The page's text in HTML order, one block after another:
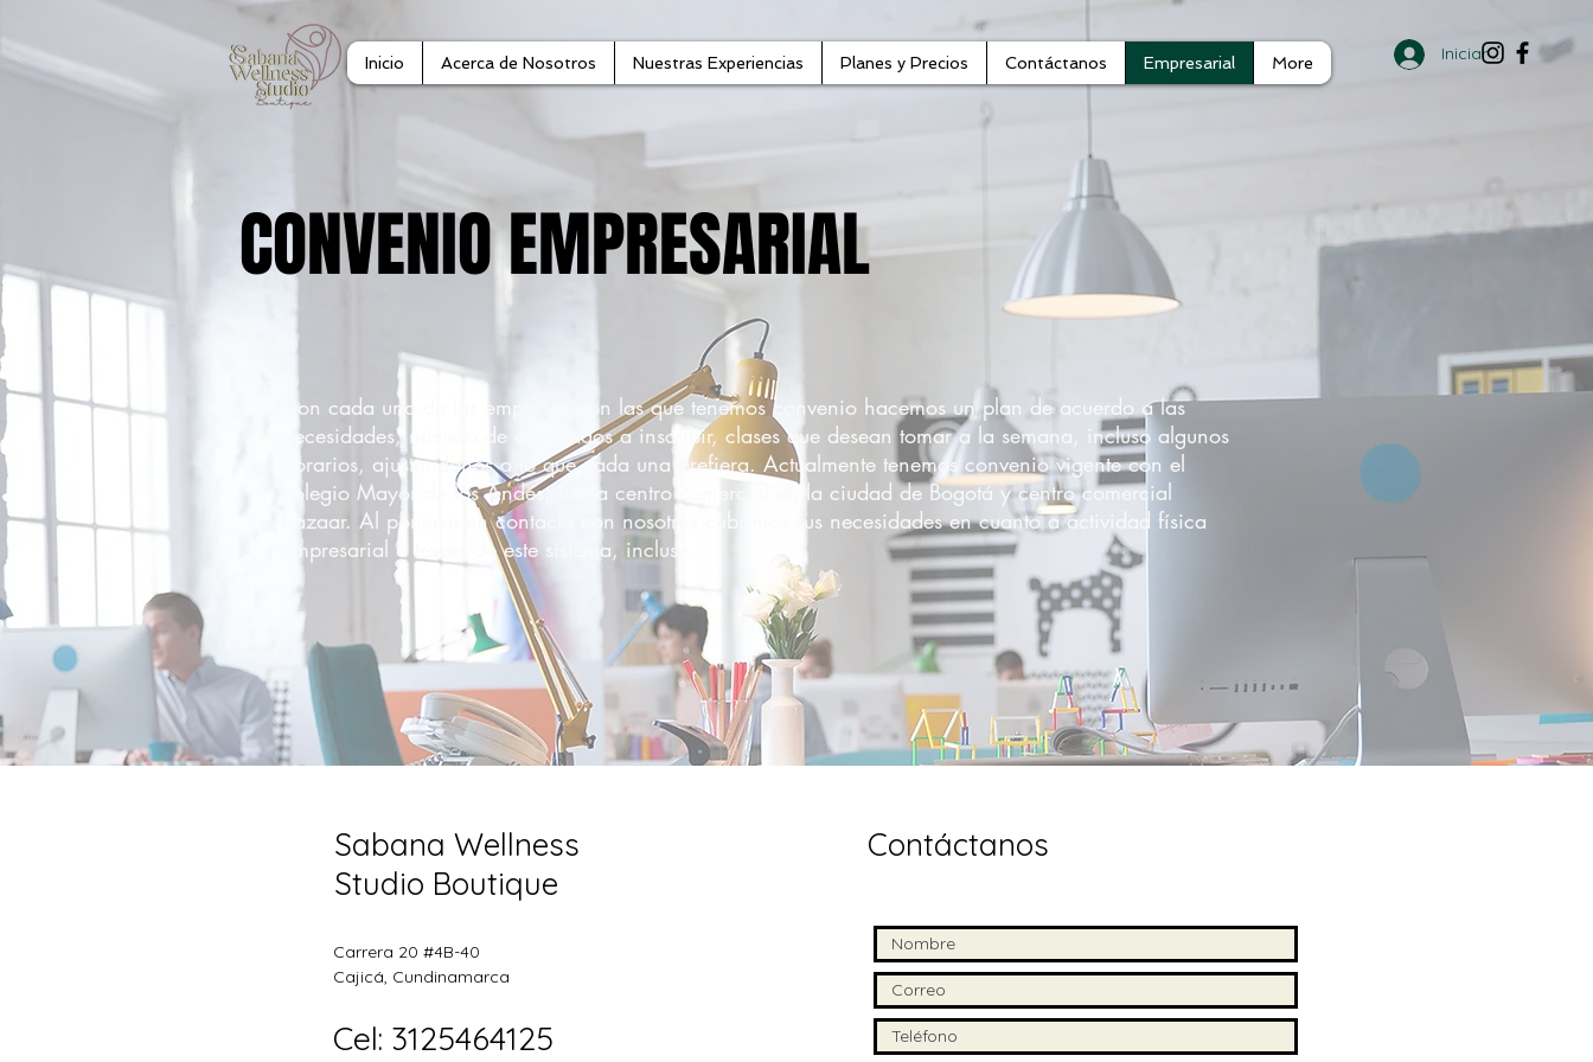
Inicio Acerca de Nosotros Nuestras Experiencias Planes y Precios Contáctanos Empresarial More Iniciar sesión
CONVENIO EMPRESARIAL
Con cada una de las empresas con las que tenemos convenio hacemos un plan de acuerdo a las
necesidades, número de empleados a inscribir, clases que desean tomar a la semana, incluso algunos
horarios, ajustandonos a lo que cada una prefiera. Actualmente tenemos convenio vigente con el
colegio Mayor de los Andes, Iserra centro comercial en la ciudad de Bogotá y centro comercial
bazaar. Al ponerse en contacto con nosotros cubrimos sus necesidades en cuanto a actividad física
empresarial a través de este sistema, incluso.
Sabana Wellness
Studio Boutique
Carrera 20 #4B-40
Cajicá, Cundinamarca
Cel: 3125464125
Contáctanos